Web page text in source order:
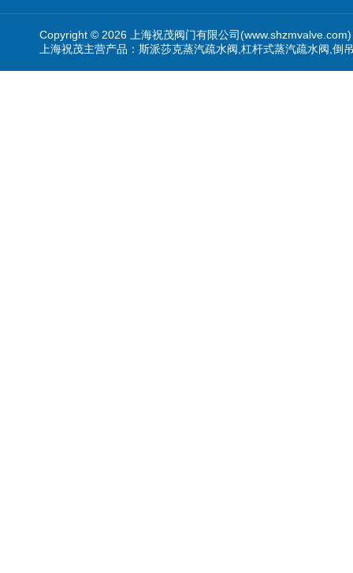
Copyright © 2026 上海祝茂阀门有限公司
上海祝茂主营产品：斯派莎克蒸汽疏水阀,杠杆式蒸汽疏水阀,倒